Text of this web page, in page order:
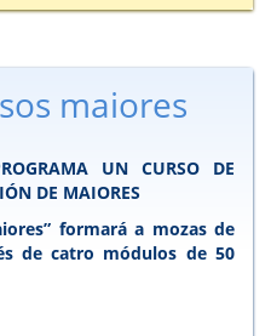
maiores
UN CURSO DE
DE MAIORES
formará a mozas de
de catro módulos de 50